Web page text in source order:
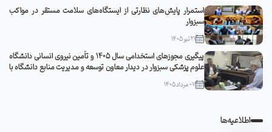
استمرار پایش‌های نظارتی از ایستگاه‌های سلامت مستقر در مواکب
سبزوار
21 تیر 1405
پیگیری مجوزهای استخدامی سال ۱۴۰۵ و تأمین نیروی انسانی دانشگاه
علوم پزشکی سبزوار در دیدار معاون توسعه و مدیریت منابع دانشگاه با
مدیرکل منابع انسانی وزارت بهداشت
07 مرداد 1405
اطلاعیه‌ها